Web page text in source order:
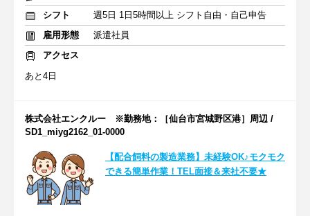
シフト
週5日 1日5時間以上 シフト自由・自己申告
雇用形態
派遣社員
アクセス
あと4日
株式会社エンクルー ※勤務地：［仙台市宮城野区港］周辺 /
SD1_miyg2162_01-0000
【配合飼料の製造業務】未経験OK♪モクモク
できる簡単作業！TEL面接＆来社不要★